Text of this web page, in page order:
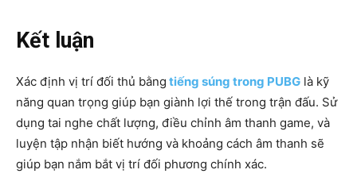
Kết luận
Xác định vị trí đối thủ bằng tiếng súng trong PUBG là kỹ
năng quan trọng giúp bạn giành lợi thế trong trận đấu. Sử
dụng tai nghe chất lượng, điều chỉnh âm thanh game, và
luyện tập nhận biết hướng và khoảng cách âm thanh sẽ
giúp bạn nắm bắt vị trí đối phương chính xác.